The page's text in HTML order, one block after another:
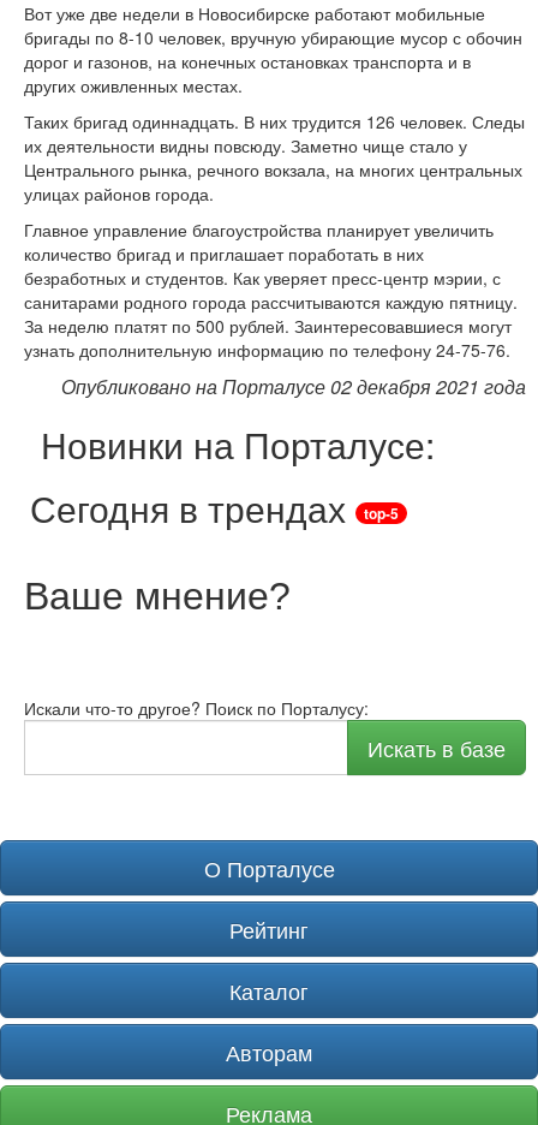
Вот уже две недели в Новосибирске работают мобильные
бригады по 8-10 человек, вручную убирающие мусор с обочин
дорог и газонов, на конечных остановках транспорта и в
других оживленных местах.
Таких бригад одиннадцать. В них трудится 126 человек. Следы
их деятельности видны повсюду. Заметно чище стало у
Центрального рынка, речного вокзала, на многих центральных
улицах районов города.
Главное управление благоустройства планирует увеличить
количество бригад и приглашает поработать в них
безработных и студентов. Как уверяет пресс-центр мэрии, с
санитарами родного города рассчитываются каждую пятницу.
За неделю платят по 500 рублей. Заинтересовавшиеся могут
узнать дополнительную информацию по телефону 24-75-76.
Опубликовано на Порталусе 02 декабря 2021 года
Новинки на Порталусе:
Сегодня в трендах
top-5
Ваше мнение?
Искали что-то другое? Поиск по Порталусу:
Искать в базе
О Порталусе
Рейтинг
Каталог
Авторам
Реклама